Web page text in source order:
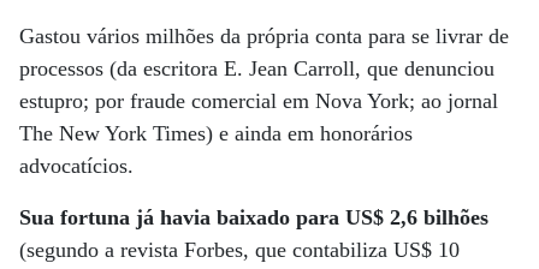
Gastou vários milhões da própria conta para se livrar de
processos (da escritora E. Jean Carroll, que denunciou
estupro; por fraude comercial em Nova York; ao jornal
The New York Times) e ainda em honorários
advocatícios.
Sua fortuna já havia baixado para US$ 2,6 bilhões
(segundo a revista Forbes, que contabiliza US$ 10